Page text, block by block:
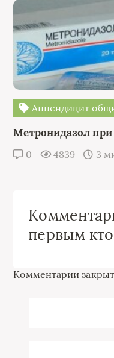
Аппендицит
Метронидазол
0 4839 3
первым
Комментарии